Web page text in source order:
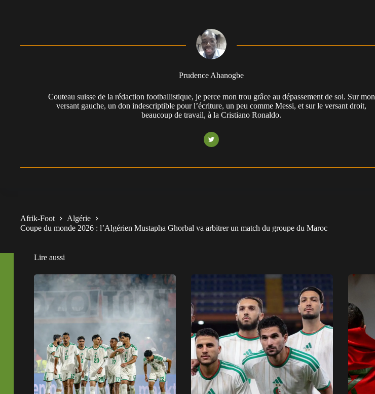
Prudence Ahanogbe
Couteau suisse de la rédaction footballistique, je perce mon trou grâce au dépassement de soi. Sur mon
versant gauche, un don indescriptible pour l’écriture, un peu comme Messi, et sur le versant droit,
beaucoup de travail, à la Cristiano Ronaldo.
Afrik-Foot
Algérie
Coupe du monde 2026 : l’Algérien Mustapha Ghorbal va arbitrer un match du groupe du Maroc
Lire aussi